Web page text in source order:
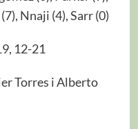
Nnaji (4), Sarr (0)
12-21
Torres i Alberto